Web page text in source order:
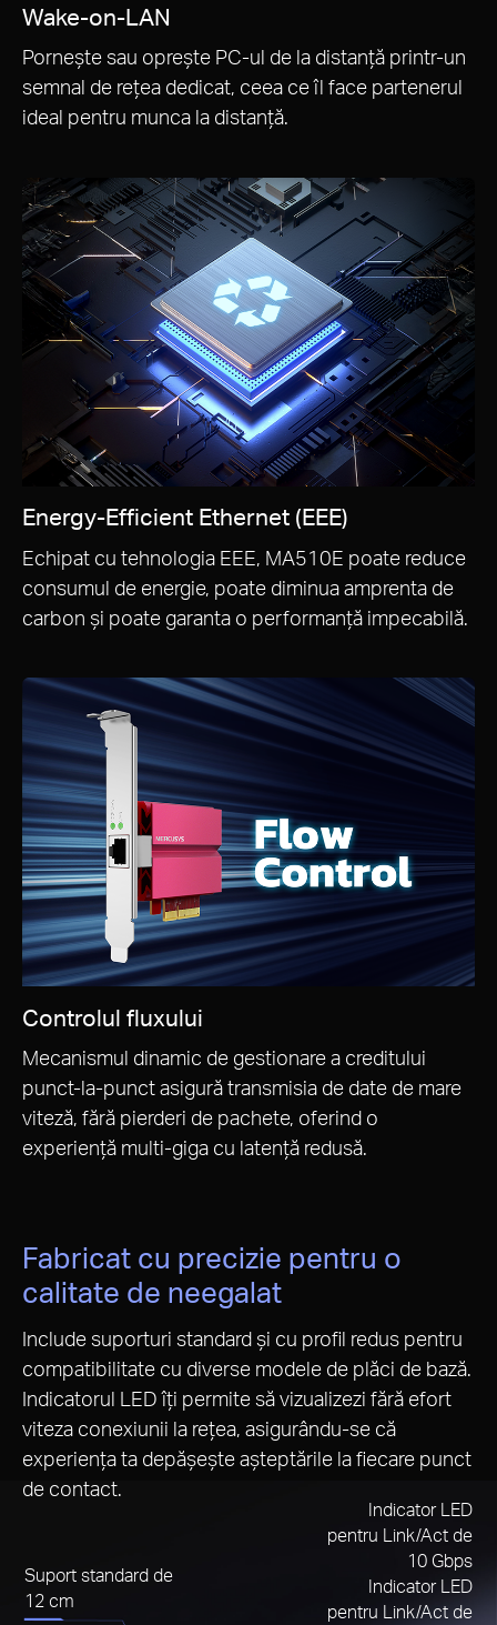
Wake-on-LAN
Pornește sau oprește PC-ul de la distanță printr-un
semnal de rețea dedicat, ceea ce îl face partenerul
ideal pentru munca la distanță.
Energy-Efficient Ethernet (EEE)
Echipat cu tehnologia EEE, MA510E poate reduce
consumul de energie, poate diminua amprenta de
carbon și poate garanta o performanță impecabilă.
Controlul fluxului
Mecanismul dinamic de gestionare a creditului
punct-la-punct asigură transmisia de date de mare
viteză, fără pierderi de pachete, oferind o
experiență multi-giga cu latență redusă.
Fabricat cu precizie pentru o
calitate de neegalat
Include suporturi standard și cu profil redus pentru
compatibilitate cu diverse modele de plăci de bază.
Indicatorul LED îți permite să vizualizezi fără efort
viteza conexiunii la rețea, asigurându-se că
experiența ta depășește așteptările la fiecare punct
de contact.
Suport standard de
12 cm
Indicator LED
pentru Link/Act de
10 Gbps
Indicator LED
pentru Link/Act de